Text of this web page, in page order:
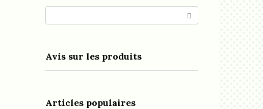
Avis sur les produits
Articles populaires